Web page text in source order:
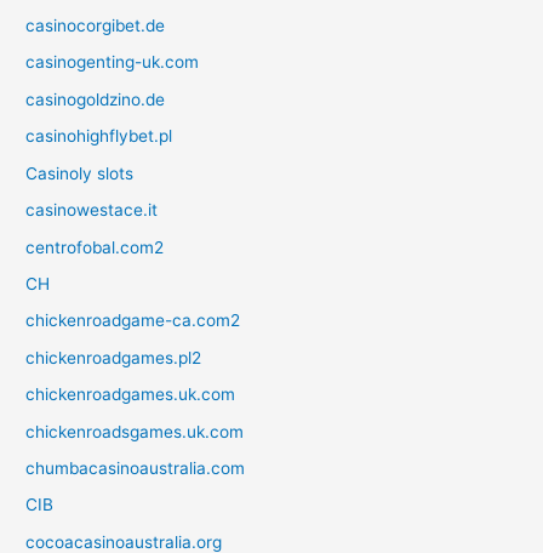
casinocorgibet.de
casinogenting-uk.com
casinogoldzino.de
casinohighflybet.pl
Casinoly slots
casinowestace.it
centrofobal.com2
CH
chickenroadgame-ca.com2
chickenroadgames.pl2
chickenroadgames.uk.com
chickenroadsgames.uk.com
chumbacasinoaustralia.com
CIB
cocoacasinoaustralia.org